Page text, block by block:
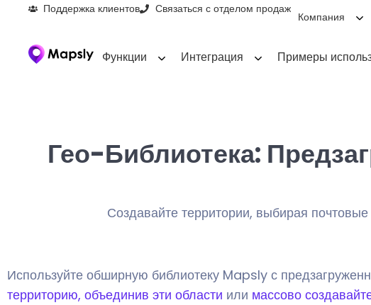
Поддержка клиентов Связаться с отделом продаж
Компания
Функции Интеграция Примеры
Гео-Библиотека:
Создавайте территории, выбирая
Используйте обширную библиотеку Mapsly с
территорию, объединив эти области или массово